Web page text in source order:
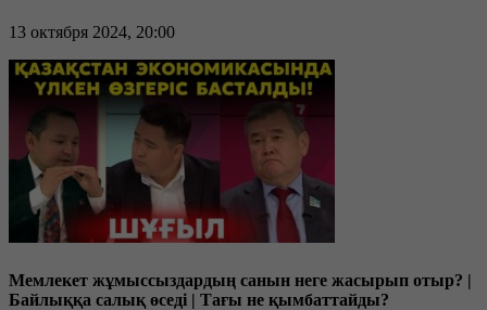
13 октября 2024, 20:00
Мемлекет жұмыссыздардың санын неге жасырып отыр? |
Байлыққа салық өседі | Тағы не қымбаттайды?